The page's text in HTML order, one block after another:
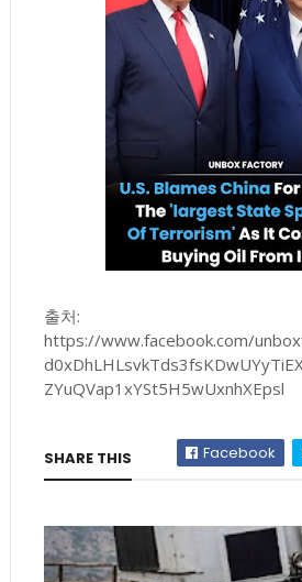
출처:
https://www.facebook.com/
ZYuQVap1xYSt5H5wUxnhXEpsl
SHARE THIS Facebook